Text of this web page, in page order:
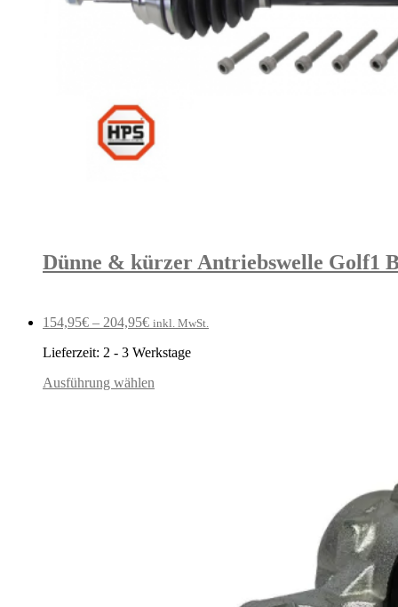
Dünne & kürzer Antriebswelle Golf1
154,95€ – 204,95€ inkl. MwSt.
Lieferzeit: 2 - 3 Werkstage
Ausführung wählen